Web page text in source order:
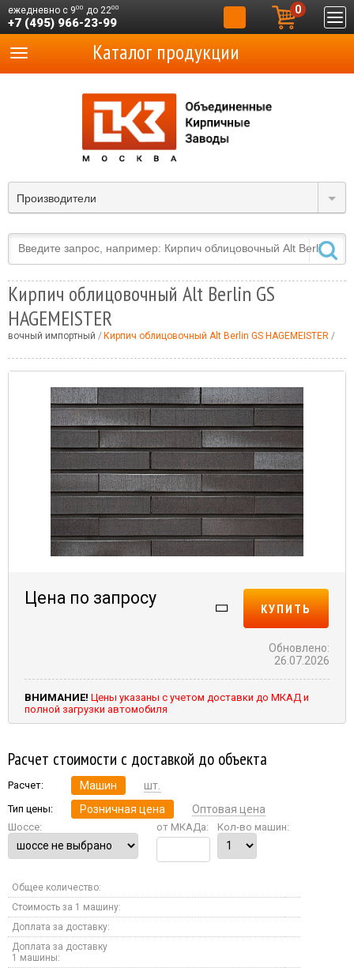
ежедневно с 900 до 2200
+7 (495) 966-23-99
0
Производители
Каталог продукции
Кирпич облицовочный Alt Berlin GS
HAGEMEISTER
импортный Кирпич облицовочный Alt Berlin GS HAGEMEISTER
Цена по запросу
КУПИТЬ
Обновлено:
26.07.2026
ВНИМАНИЕ! Цены указаны с учетом доставки до МКАД и
полной загрузки автомобиля
Расчет стоимости с доставкой до объекта
Расчет: Машин шт.
Тип цены: Розничная цена Оптовая цена
Шоссе: от МКАДа: Кол-во машин:
Общее количество:
Стоимость за 1 машину:
Доплата за доставку:
Доплата за доставку
1 машины: